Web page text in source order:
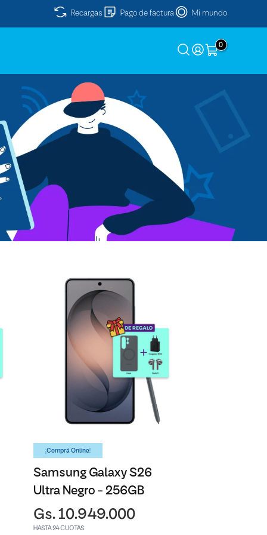
Recargas Pago de factura Mi mundo
0
¡Comprá Online!
Samsung Galaxy S26
Ultra Negro - 256GB
Gs. 10.949.000
HASTA 24 CUOTAS